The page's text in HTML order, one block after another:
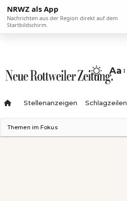
NRWZ als App
Nachrichten aus der Region direkt auf dem
Startbildschirm.
Aa
Stellenanzeigen Schlagzeilen
Themen im Fokus